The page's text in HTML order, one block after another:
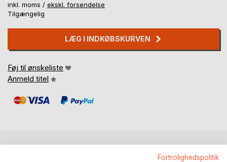
inkl. moms / ekskl. forsendelse
Tilgængelig
LÆG I INDKØBSKURVEN
Føj til ønskeliste
Anmeld titel
Fortrolighedspolitik